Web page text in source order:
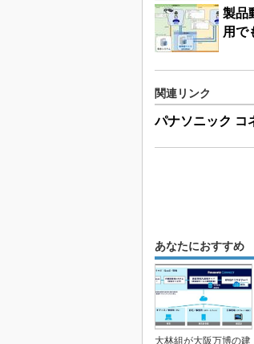
製品
用で
関連リンク
パナソニック コ
あなたにおすすめ
大林組が大阪万博の建